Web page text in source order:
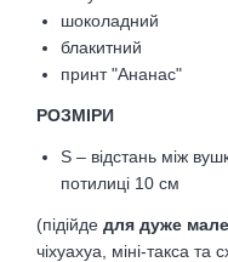
шоколадний
блакитний
принт "Ананас"
РОЗМІРИ
S – відстань між
потилиці 10 см
(підійде для дуже
чіхуахуа, міні-такса та